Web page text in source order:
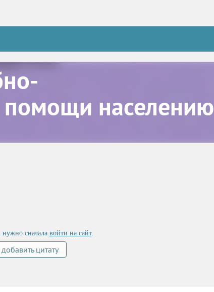
помощи населению
нужно сначала войти на сайт.
добавить цитату